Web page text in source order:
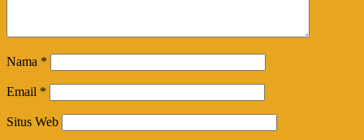
Nama *
Email *
Situs Web